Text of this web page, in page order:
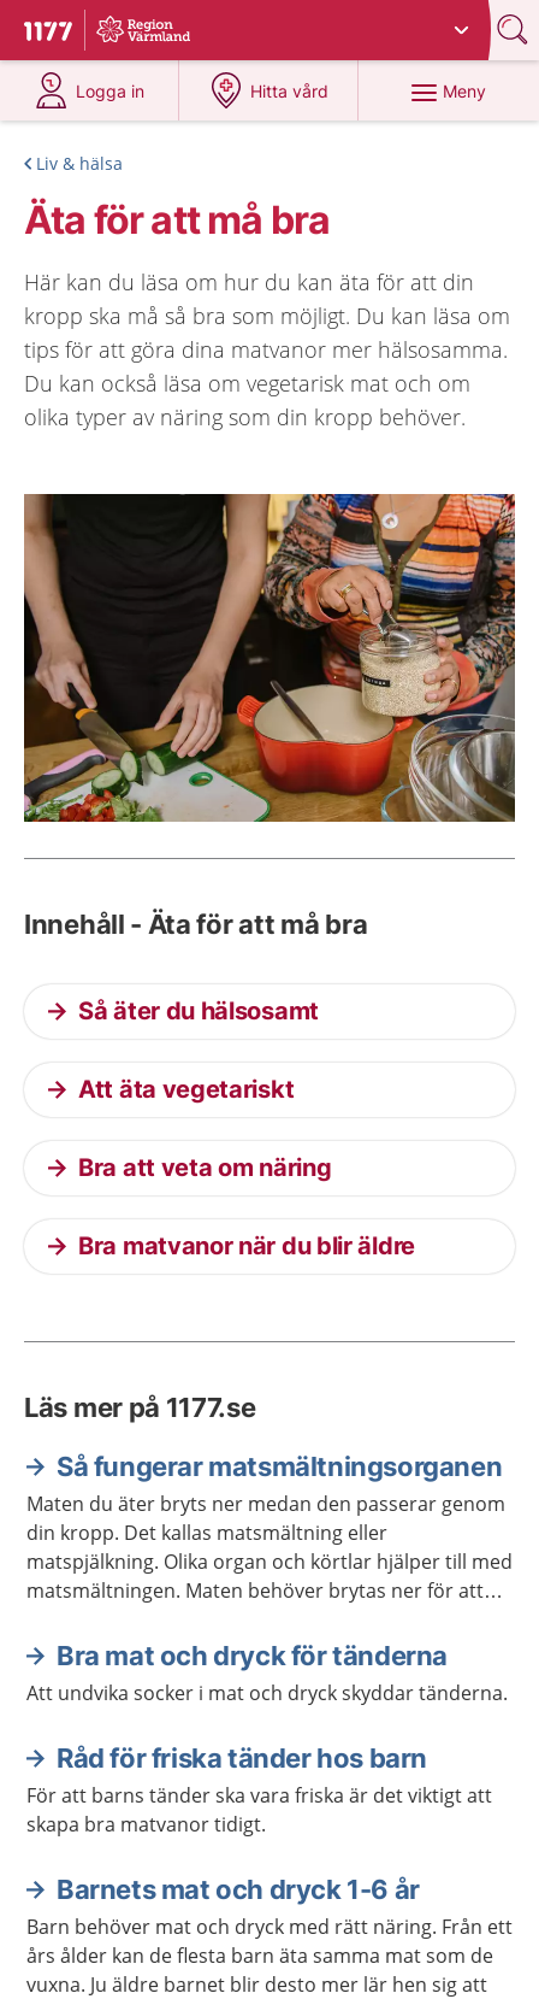
Till startsidan för 1177
Du har valt region
Logga in
på 1177.se
Hitta vård
på 1177.se
Meny
Liv & hälsa
Äta för att må bra
Här kan du läsa om hur du kan äta för att din
kropp ska må så bra som möjligt. Du kan läsa om
tips för att göra dina matvanor mer hälsosamma.
Du kan också läsa om vegetarisk mat och om
olika typer av näring som din kropp behöver.
Innehåll - Äta för att må bra
Så äter du hälsosamt
Att äta vegetariskt
Bra att veta om näring
Bra matvanor när du blir äldre
Läs mer på 1177.se
Så fungerar matsmältningsorganen
Maten du äter bryts ner medan den passerar genom
din kropp. Det kallas matsmältning eller
matspjälkning. Olika organ och körtlar hjälper till med
matsmältningen. Maten behöver brytas ner för att
innehåller.
Bra mat och dryck för tänderna
Att undvika socker i mat och dryck skyddar tänderna.
Råd för friska tänder hos barn
För att barns tänder ska vara friska är det viktigt att
skapa bra matvanor tidigt.
Barnets mat och dryck 1-6 år
Barn behöver mat och dryck med rätt näring. Från ett
års ålder kan de flesta barn äta samma mat som de
vuxna. Ju äldre barnet blir desto mer lär hen sig att